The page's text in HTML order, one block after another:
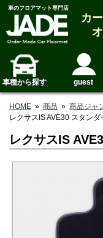
車のフロアマット専門店
カ
オ
車種から探す guest
HOME » 商品 » 商品ジャ
レクサスIS AVE30 スタンダ
レクサスIS